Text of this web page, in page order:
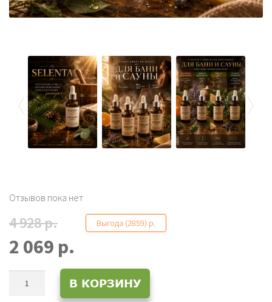
Отзывов пока нет
4 928 р. Выгода (2859) р.
2 069 р.
В КОРЗИНУ